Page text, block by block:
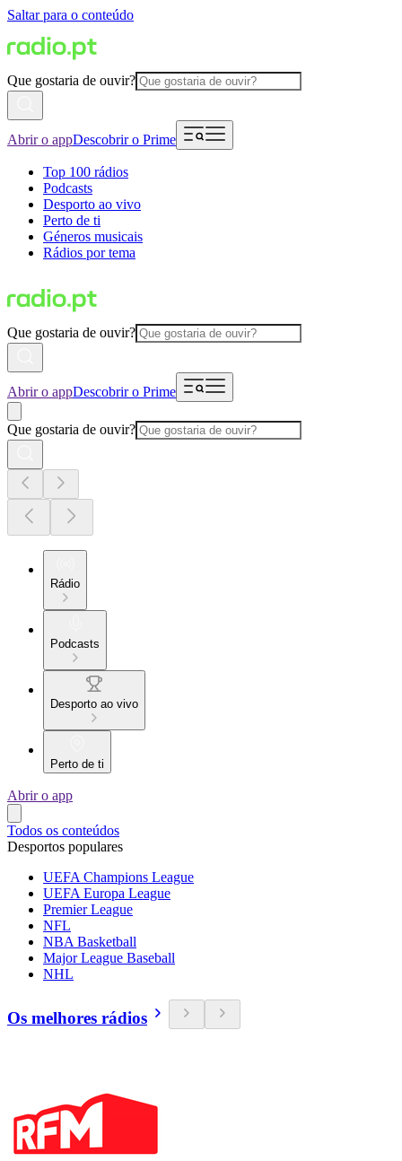
Saltar para o conteúdo
Que gostaria de ouvir?
Abrir o appDescobrir o Prime
Top 100 rádios
Podcasts
Desporto ao vivo
Perto de ti
Géneros musicais
Rádios por tema
Que gostaria de ouvir?
Abrir o appDescobrir o Prime
Que gostaria de ouvir?
Rádio
Podcasts
Desporto ao vivo
Perto de ti
Abrir o app
Todos os conteúdos
Desportos populares
UEFA Champions League
UEFA Europa League
Premier League
NFL
NBA Basketball
Major League Baseball
NHL
Os melhores rádios